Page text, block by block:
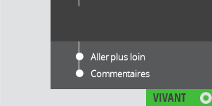
Aller plus loin
Commentaires
VIVANT